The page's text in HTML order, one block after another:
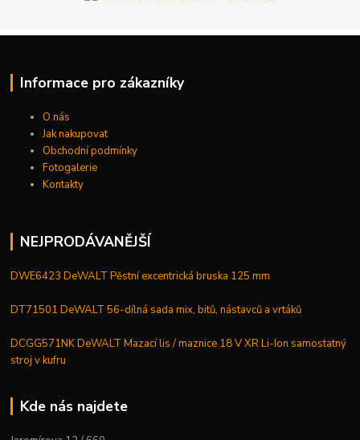
Informace pro zákazníky
O nás
Jak nakupovat
Obchodní podmínky
Fotogalerie
Kontakty
NEJPRODÁVANĚJŠÍ
DWE6423 DeWALT Pěstní excentrická bruska 125 mm
DT71501 DeWALT 56-dílná sada mix, bitů, nástavců a vrtáků
DCGG571NK DeWALT Mazací lis / maznice 18 V XR Li-Ion samostatný
stroj v kufru
Kde nás najdete